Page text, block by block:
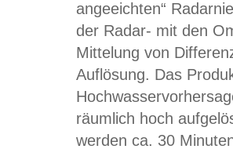
angeeichten“
der Radar- mit den
Mittelung von
Auflösung. Das
räumlich hoch
werden ca. 30